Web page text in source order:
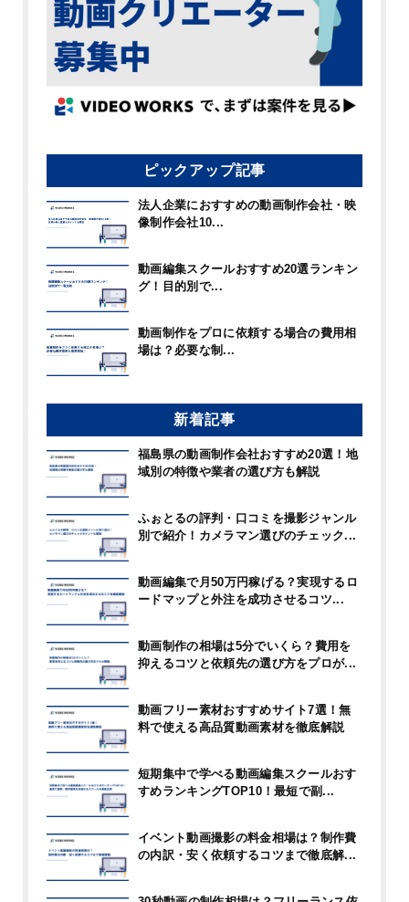
ピックアップ記事
法人企業におすすめの動画制作会社・映
像制作会社10...
動画編集スクールおすすめ20選ランキン
グ！目的別で...
動画制作をプロに依頼する場合の費用相
場は？必要な制...
新着記事
福島県の動画制作会社おすすめ20選！地
域別の特徴や業者の選び方も解説
ふぉとるの評判・口コミを撮影ジャンル
別で紹介！カメラマン選びのチェック...
動画編集で月50万円稼げる？実現するロ
ードマップと外注を成功させるコツ...
動画制作の相場は5分でいくら？費用を
抑えるコツと依頼先の選び方をプロが...
動画フリー素材おすすめサイト7選！無
料で使える高品質動画素材を徹底解説
短期集中で学べる動画編集スクールおす
すめランキングTOP10！最短で副...
イベント動画撮影の料金相場は？制作費
の内訳・安く依頼するコツまで徹底解...